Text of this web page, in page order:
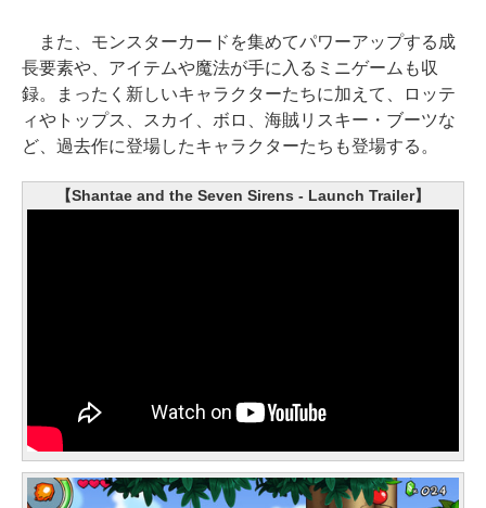
また、モンスターカードを集めてパワーアップする成
長要素や、アイテムや魔法が手に入るミニゲームも収
録。まったく新しいキャラクターたちに加えて、ロッテ
ィやトップス、スカイ、ボロ、海賊リスキー・ブーツな
ど、過去作に登場したキャラクターたちも登場する。
【Shantae and the Seven Sirens - Launch Trailer】